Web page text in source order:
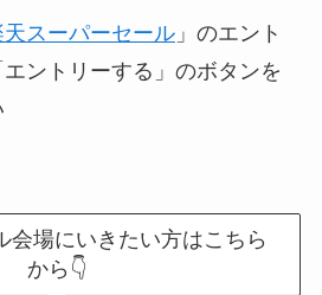
天スーパーセール」のエント
エントリーする 」のボタンを
会場にいきたい方はこちら
から👇